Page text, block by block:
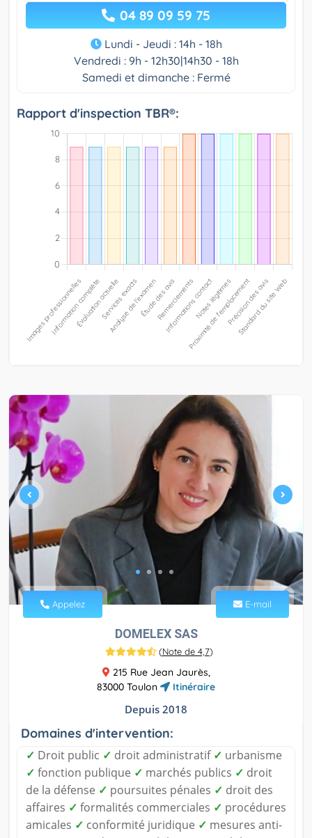
04 89 09 59 75
Lundi - Jeudi : 14h - 18h
Vendredi : 9h - 12h30|14h30 - 18h
Samedi et dimanche : Fermé
Rapport d'inspection TBR®:
Appelez E-mail
DOMELEX SAS
(Note de 4,7)
215 Rue Jean Jaurès,
83000 Toulon
Itinéraire
Depuis 2018
Domaines d'intervention:
✓ Droit public ✓ droit administratif ✓ urbanisme
✓ fonction publique ✓ marchés publics ✓ droit
de la défense ✓ poursuites pénales ✓ droit des
affaires ✓ formalités commerciales ✓ procédures
amicales ✓ conformité juridique ✓ mesures anti-